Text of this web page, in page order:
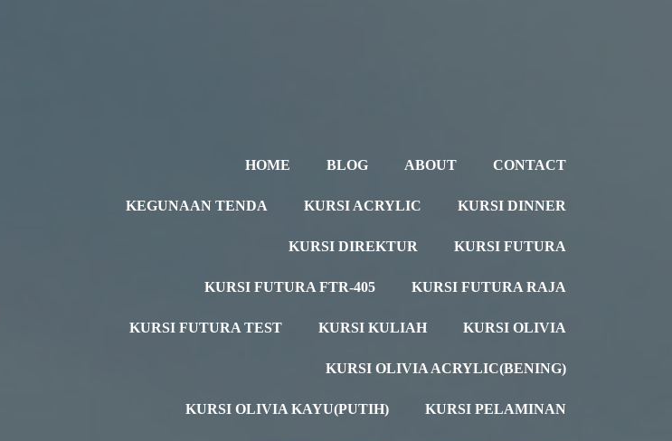
HOME BLOG ABOUT CONTACT
KEGUNAAN TENDA KURSI ACRYLIC KURSI DINNER
KURSI DIREKTUR KURSI FUTURA
KURSI FUTURA FTR-405 KURSI FUTURA RAJA
KURSI FUTURA TEST KURSI KULIAH KURSI OLIVIA
KURSI OLIVIA ACRYLIC(BENING)
KURSI OLIVIA KAYU(PUTIH) KURSI PELAMINAN